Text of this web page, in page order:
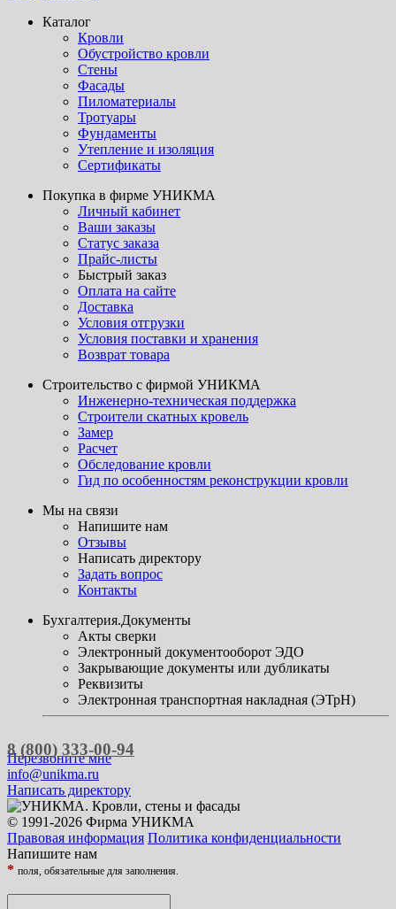
Каталог
Кровли
Обустройство кровли
Стены
Фасады
Пиломатериалы
Тротуары
Фундаменты
Утепление и изоляция
Сертификаты
Покупка в фирме УНИКМА
Личный кабинет
Ваши заказы
Статус заказа
Прайс-листы
Быстрый заказ
Оплата на сайте
Доставка
Условия отгрузки
Условия поставки и хранения
Возврат товара
Строительство с фирмой УНИКМА
Инженерно-техническая поддержка
Строители скатных кровель
Замер
Расчет
Обследование кровли
Гид по особенностям реконструкции кровли
Мы на связи
Напишите нам
Отзывы
Написать директору
Задать вопрос
Контакты
Бухгалтерия.Документы
Акты сверки
Электронный документооборот ЭДО
Закрывающие документы или дубликаты
Реквизиты
Электронная транспортная накладная (ЭТрН)
8 (800) 333-00-94
Перезвоните мне
info@unikma.ru
Написать директору
© 1991-2026 Фирма УНИКМА
Правовая информация Политика конфиденциальности
Напишите нам
* поля, обязательные для заполнения.